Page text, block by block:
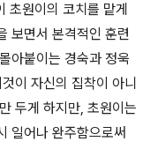
초원이의 코치를 맡게
보면서 본격적인 훈련
아붙이는 경숙과 정욱
이 자신의 집착이 아니
두게 하지만, 초원이는
일어나 완주함으로써